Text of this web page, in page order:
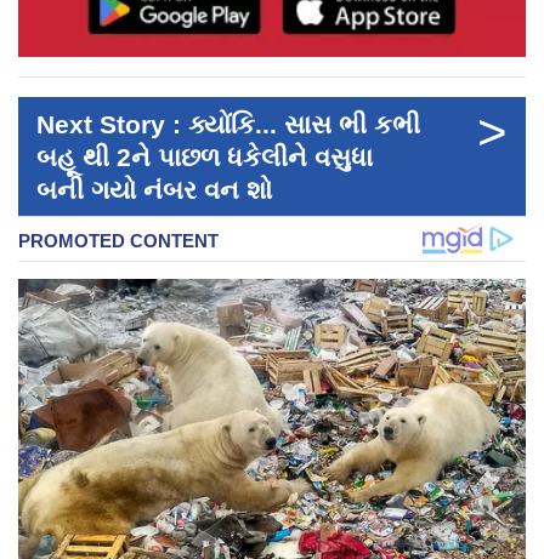
Next Story : ક્યોંકિ... સાસ ભી કભી
બહૂ થી 2ને પાછળ ધકેલીને વસુધા
બની ગયો નંબર વન શો
>